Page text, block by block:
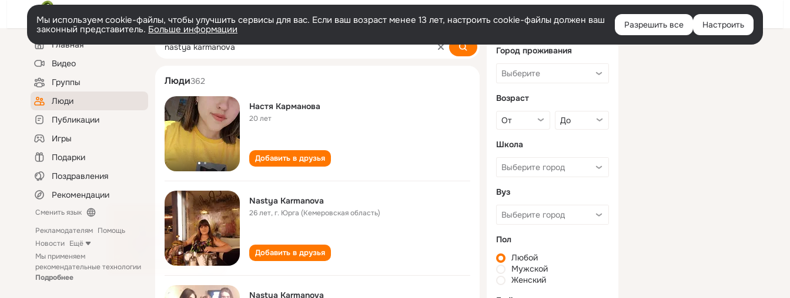
Войти
Мы используем cookie-файлы, чтобы улучшить сервисы для вас. Если ваш возраст менее 13 лет, настроить cookie-файлы должен ваш
законный представитель. Больше информации Разрешить все Настроить
Левая
колонкаГлавная
Видео
Группы
Люди
Публикации
Игры
Подарки
Поздравления
Рекомендации
Сменить язык
Рекламодателям Помощь
Новости Ещё
Мы применяем
рекомендательные технологии
Подробнее
nastya karmanova
Люди362
Настя Карманова
20 лет
Добавить в друзья
Nastya Karmanova
26 лет,г. Юрга (Кемеровская область)
Добавить в друзья
Nastya Karmanova
Город проживания
Возраст
Школа
Вуз
Пол
Любой
Мужской
Женский